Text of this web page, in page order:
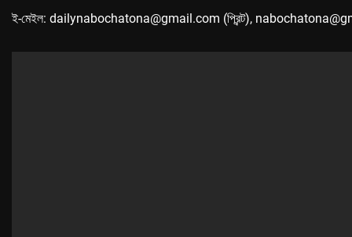
ই-মেইল: dailynabochatona@gmail.com (প্রিন্ট),